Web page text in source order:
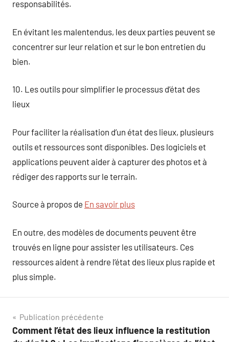
responsabilités.
En évitant les malentendus, les deux parties peuvent se
concentrer sur leur relation et sur le bon entretien du
bien.
10. Les outils pour simplifier le processus d’état des
lieux
Pour faciliter la réalisation d’un état des lieux, plusieurs
outils et ressources sont disponibles. Des logiciels et
applications peuvent aider à capturer des photos et à
rédiger des rapports sur le terrain.
Source à propos de En savoir plus
En outre, des modèles de documents peuvent être
trouvés en ligne pour assister les utilisateurs. Ces
ressources aident à rendre l’état des lieux plus rapide et
plus simple.
Navigation
Publication précédente
Comment l’état des lieux influence la restitution